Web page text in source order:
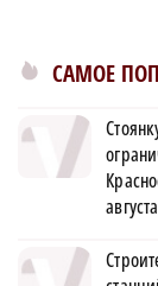
САМОЕ
августа